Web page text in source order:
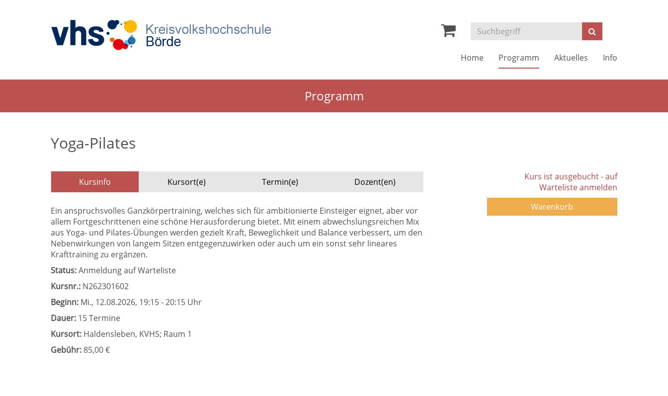
Kurse
suchen
Suchen
Home Programm Aktuelles Info
Programm
Yoga-Pilates
Kursinfo Kursort(e) Termin(e) Dozent(en)
Ein anspruchsvolles Ganzkörpertraining, welches sich für ambitionierte Einsteiger eignet, aber vor
allem Fortgeschrittenen eine schöne Herausforderung bietet. Mit einem abwechslungsreichen Mix
aus Yoga- und Pilates-Übungen werden gezielt Kraft, Beweglichkeit und Balance verbessert, um den
Nebenwirkungen von langem Sitzen entgegenzuwirken oder auch um ein sonst sehr lineares
Krafttraining zu ergänzen.
Status:Anmeldung auf Warteliste
Kursnr.: N262301602
Beginn: Mi., 12.08.2026, 19:15 - 20:15 Uhr
Dauer: 15 Termine
Kursort: Haldensleben, KVHS; Raum 1
Gebühr:85,00 €
Kurs ist ausgebucht - auf
Warteliste anmelden
Warenkorb